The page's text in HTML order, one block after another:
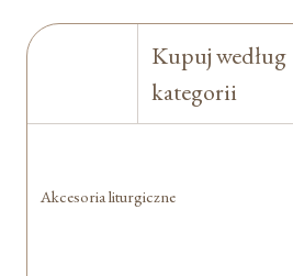
Kupuj według
kategorii
Akcesoria liturgiczne